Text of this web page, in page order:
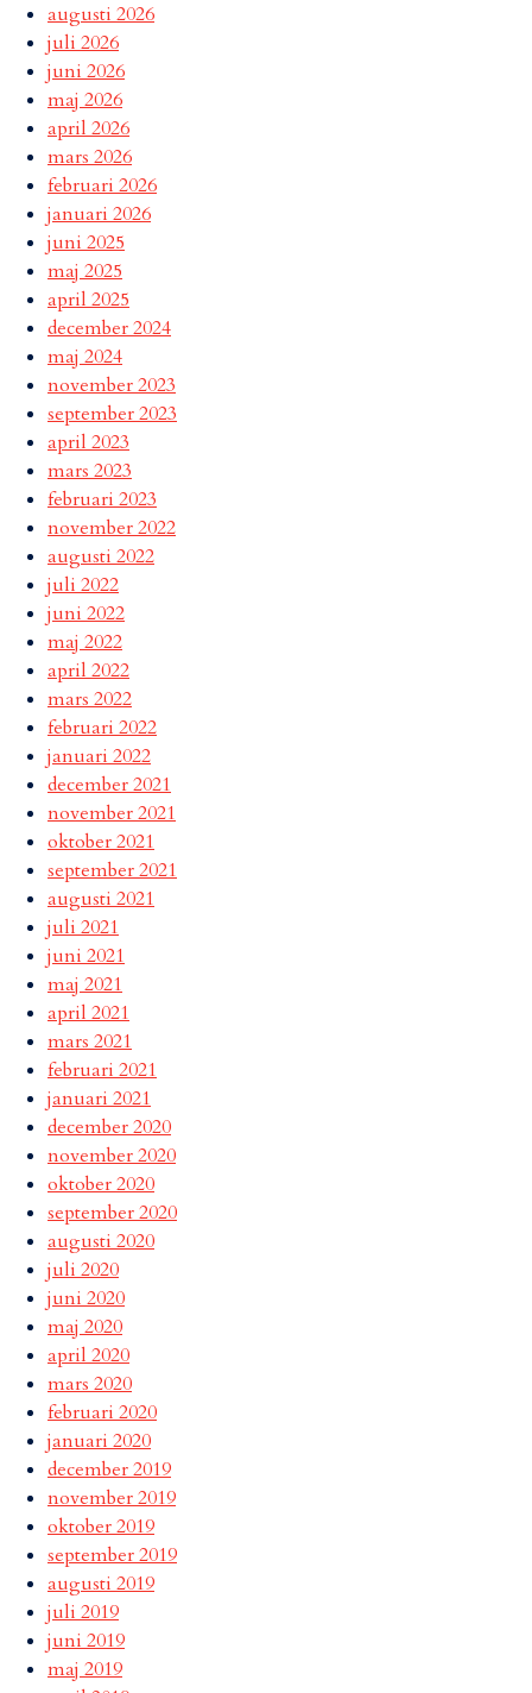
augusti 2026
juli 2026
juni 2026
maj 2026
april 2026
mars 2026
februari 2026
januari 2026
juni 2025
maj 2025
april 2025
december 2024
maj 2024
november 2023
september 2023
april 2023
mars 2023
februari 2023
november 2022
augusti 2022
juli 2022
juni 2022
maj 2022
april 2022
mars 2022
februari 2022
januari 2022
december 2021
november 2021
oktober 2021
september 2021
augusti 2021
juli 2021
juni 2021
maj 2021
april 2021
mars 2021
februari 2021
januari 2021
december 2020
november 2020
oktober 2020
september 2020
augusti 2020
juli 2020
juni 2020
maj 2020
april 2020
mars 2020
februari 2020
januari 2020
december 2019
november 2019
oktober 2019
september 2019
augusti 2019
juli 2019
juni 2019
maj 2019